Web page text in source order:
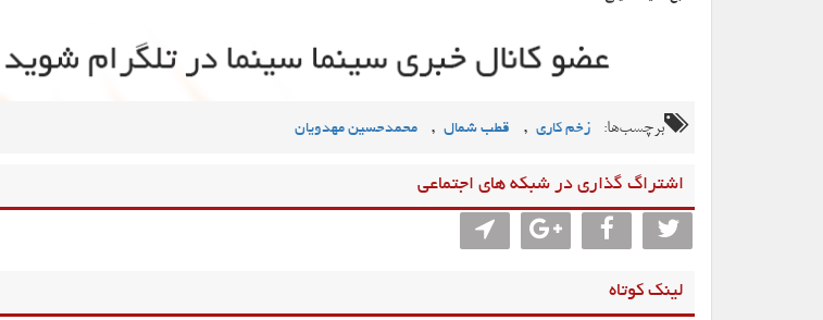
برچسب‌ها: زخم کاری , قطب شمال , محمدحسین مهدویان
اشتراگ گذاری در شبکه های اجتماعی
لینک کوتاه